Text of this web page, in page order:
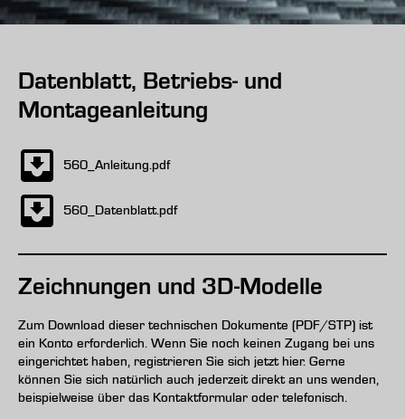
Datenblatt, Betriebs- und
Montageanleitung
560_Anleitung.pdf
560_Datenblatt.pdf
Zeichnungen und 3D-Modelle
Zum Download dieser technischen Dokumente (PDF/STP) ist
ein Konto erforderlich. Wenn Sie noch keinen Zugang bei uns
eingerichtet haben, registrieren Sie sich jetzt hier. Gerne
können Sie sich natürlich auch jederzeit direkt an uns wenden,
beispielweise über das Kontaktformular oder telefonisch.